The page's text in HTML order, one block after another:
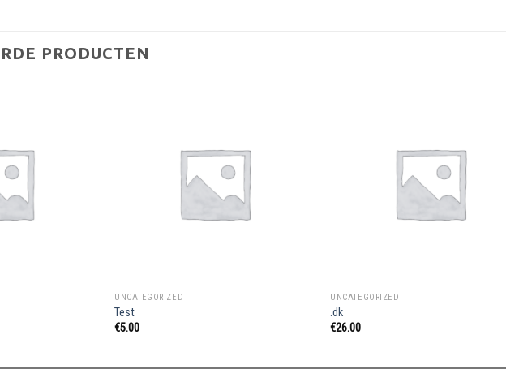
PRODUCTEN
UNCATEGORIZED
Test
€5.00
UNCATEGORIZED
.dk
€26.00